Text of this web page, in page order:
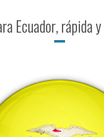
Ecuador, rápida